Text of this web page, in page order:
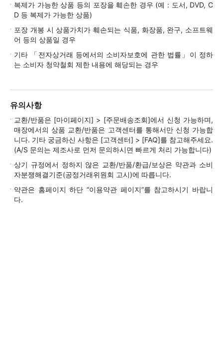
복제가 가능한 상품 등의 포장을 훼손한 경우 (예 : 도서, DVD, C
D 등 복제가 가능한 상품)
포장 개봉 시 상품가치가 훼손되는 식품, 화장품, 완구, 소프트웨
어 등의 상품일 경우
기타 「전자상거래 등에서의 소비자보호에 관한 법률」이 정하
는 소비자 청약철회 제한 내용에 해당되는 경우
유의사항
교환/반품은 [마이페이지] > [주문배송조회]에서 신청 가능하며,
매장에서의 상품 교환/반품은 고객센터를 통해서만 신청 가능합
니다. 기타 궁금하신 사항은 [고객센터] > [FAQ]를 참고해주세요.
(A/S 문의는 제조사로 먼저 문의하시면 빠르게 처리 가능합니다)
상기 규정에서 정하지 않은 교환/반품/환급/보상은 약관과 소비
자분쟁해결기준(공정거래위원회 고시)에 따릅니다.
약관은 홈페이지 하단 “이용약관 페이지”를 참고하시기 바랍니
다.